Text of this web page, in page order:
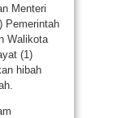
Menteri
Pemerintah
Walikota
(1)
hibah